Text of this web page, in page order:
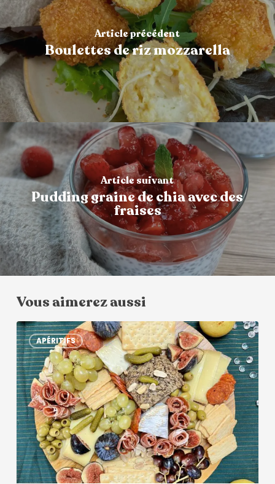
Article précédent
Boulettes de riz mozzarella
Article suivant
Pudding graine de chia avec des
fraises
Vous aimerez aussi
APÉRITIFS